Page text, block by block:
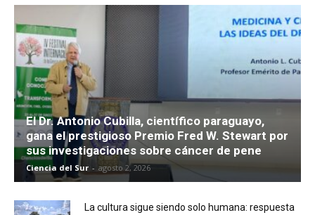
El Dr. Antonio Cubilla, científico paraguayo,
gana el prestigioso Premio Fred W. Stewart por
sus investigaciones sobre cáncer de pene
Ciencia del Sur - agosto 2, 2026
La cultura sigue siendo solo humana: respuesta